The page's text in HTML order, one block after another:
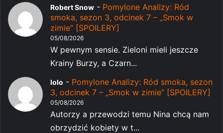
Robert Snow - Pomylone Analizy: Ród
smoka, sezon 3, odcinek 7 – „Smok w
zimie” [SPOILERY]
05/08/2026
W pewnym sensie. Zieloni mieli jeszcze
Krainy Burzy, a Czarn...
lolo - Pomylone Analizy: Ród smoka, sezon
3, odcinek 7 – „Smok w zimie” [SPOILERY]
05/08/2026
Autorzy a przewodzi temu Nina chcą nam
obrzydzić kobiety w t...